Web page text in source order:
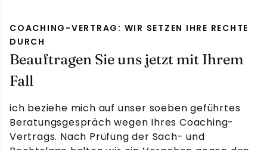
COACHING-VERTRAG: WIR SETZEN IHRE RECHTE
DURCH
Beauftragen Sie uns jetzt mit Ihrem
Fall
ich beziehe mich auf unser soeben geführtes
Beratungsgespräch wegen Ihres Coaching-
Vertrags. Nach Prüfung der Sach- und